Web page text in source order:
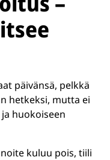
päivänsä, pelkkä
hetkeksi, mutta ei
huokoiseen
kuluu pois, tiili